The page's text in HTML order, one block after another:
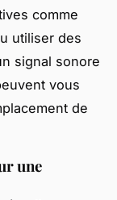
comme
utiliser des
signal sonore
vous
de
une